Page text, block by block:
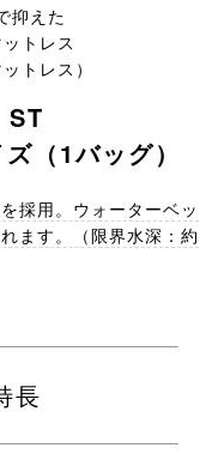
抑えた
トレス
トレス）
ST
（1バッグ）
採用。ウォーターベッ
ます。（限界水深：約
長